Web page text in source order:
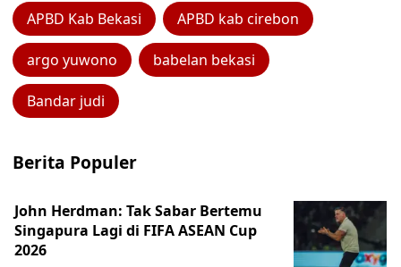
APBD Kab Bekasi APBD kab cirebon
argo yuwono babelan bekasi
Bandar judi
Berita Populer
John Herdman: Tak Sabar Bertemu
Singapura Lagi di FIFA ASEAN Cup
2026